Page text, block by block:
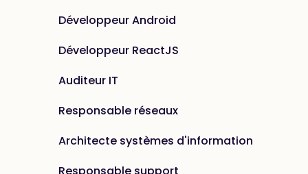
Développeur Android
Développeur ReactJS
Auditeur IT
Responsable réseaux
Architecte systèmes d'information